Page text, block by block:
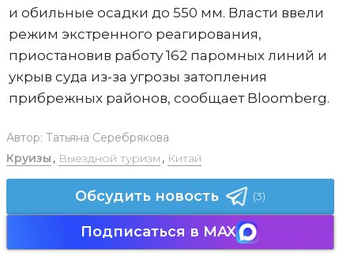
и обильные осадки до 550 мм. Власти ввели
режим экстренного реагирования,
приостановив работу 162 паромных линий и
укрыв суда из-за угрозы затопления
прибрежных районов, сообщает Bloomberg.
Автор: Татьяна Серебрякова
Круизы , Выездной туризм , Китай
Обсудить новость (3)
Подписаться в MAX